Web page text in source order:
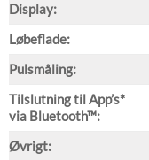
Display:
Løbeflade:
Pulsmåling:
Tilslutning til App’s*
via Bluetooth™:
Øvrigt: